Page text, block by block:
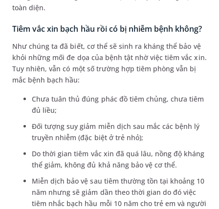
toàn diện.
Tiêm vắc xin bạch hầu rồi có bị nhiễm bệnh không?
Như chúng ta đã biết, cơ thể sẽ sinh ra kháng thể bảo vệ
khỏi những mối đe dọa của bệnh tật nhờ việc tiêm vắc xin.
Tuy nhiên, vẫn có một số trường hợp tiêm phòng vẫn bị
mắc bệnh bạch hầu:
Chưa tuân thủ đúng phác đồ tiêm chủng, chưa tiêm
đủ liều;
Đối tượng suy giảm miễn dịch sau mắc các bệnh lý
truyền nhiễm (đặc biệt ở trẻ nhỏ);
Do thời gian tiêm vắc xin đã quá lâu, nồng độ kháng
thể giảm, không đủ khả năng bảo vệ cơ thể.
Miễn dịch bảo vệ sau tiêm thường tồn tại khoảng 10
năm nhưng sẽ giảm dần theo thời gian do đó việc
tiêm nhắc bạch hầu mỗi 10 năm cho trẻ em và người